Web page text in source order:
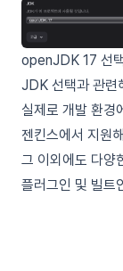
openJDK 17 선
JDK 선택과 관련
실제로 개발 환경
젠킨스에서 지원
그 이외에도 다양
플러그인 및 빌트